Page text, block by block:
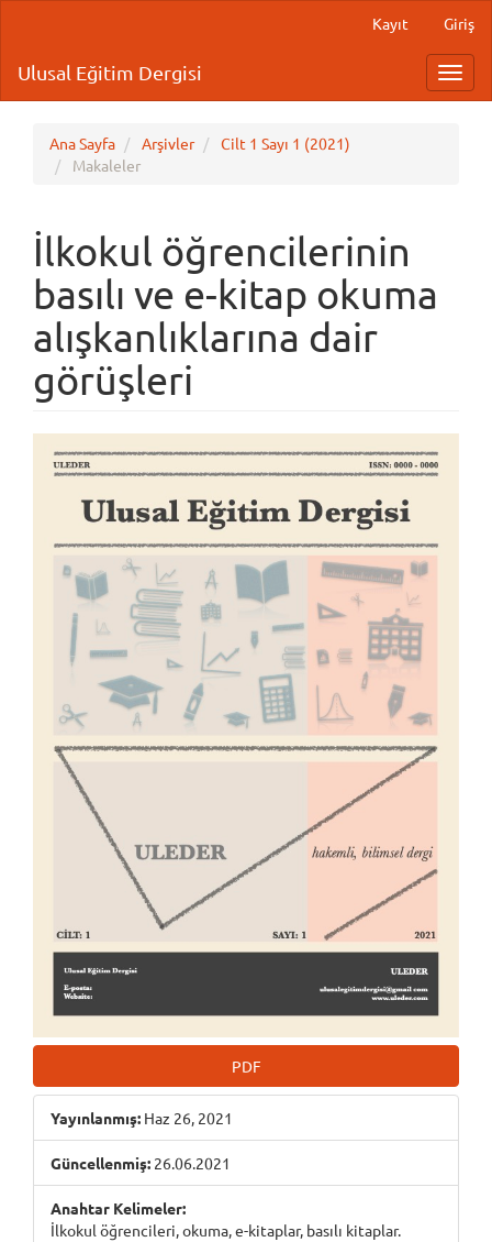
Content
Sidebar
Kayıt Giriş
Ulusal Eğitim Dergisi
Ana Sayfa Arşivler
Cilt 1 Sayı 1 (2021)
Makaleler
İlkokul öğrencilerinin
basılı ve e-kitap okuma
alışkanlıklarına dair
görüşleri
Article
Sidebar
PDF
Yayınlanmış: Haz 26, 2021
Güncellenmiş: 26.06.2021
Anahtar Kelimeler:
İlkokul öğrencileri, okuma, e-kitaplar, basılı kitaplar.